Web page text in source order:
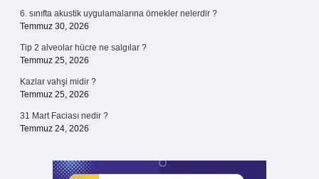
6. sınıfta akustik uygulamalarına örnekler nelerdir ?
Temmuz 30, 2026
Tip 2 alveolar hücre ne salgılar ?
Temmuz 25, 2026
Kazlar vahşi midir ?
Temmuz 25, 2026
31 Mart Faciası nedir ?
Temmuz 24, 2026